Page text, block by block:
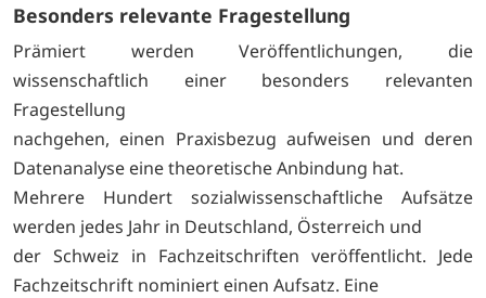
Besonders relevante Fragestellung
Prämiert werden Veröffentlichungen, die
wissenschaftlich einer besonders relevanten
Fragestellung
nachgehen, einen Praxisbezug aufweisen und deren
Datenanalyse eine theoretische Anbindung hat.
Mehrere Hundert sozialwissenschaftliche Aufsätze
werden jedes Jahr in Deutschland, Österreich und
der Schweiz in Fachzeitschriften veröffentlicht. Jede
Fachzeitschrift nominiert einen Aufsatz. Eine